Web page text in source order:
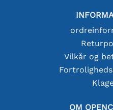
Vilkår og
OM